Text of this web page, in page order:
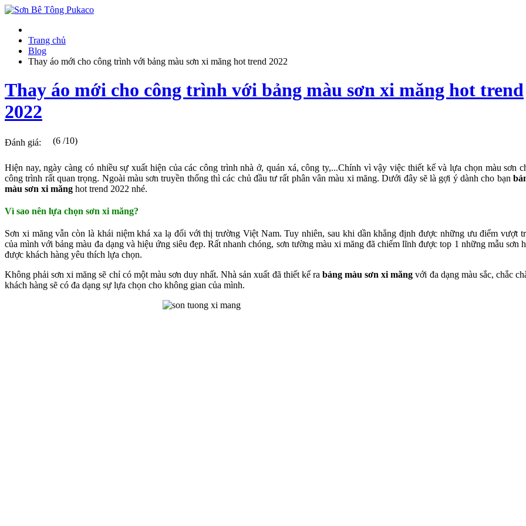
Trang chủ
Blog
Thay áo mới cho công trình với bảng màu sơn xi măng hot trend 2022
Thay áo mới cho công trình với bảng màu sơn xi măng hot trend
2022
Đánh giá: (6 /10)
Hiện nay, ngày càng có nhiều sự xuất hiện của các công trình nhà ở, quán xá, công ty,...Chính vì vậy việc thiết kế và lựa chọn màu sơn
công trình rất quan trọng. Ngoài màu sơn truyền thống thì các chủ đầu tư rất phân vân màu xi măng. Dưới đây sẽ là gợi ý dành cho bạn
màu sơn xi măng hot trend 2022 nhé.
Vì sao nên lựa chọn sơn xi măng?
Sơn xi măng vẫn còn là khái niệm khá xa lạ đối với thị trường Việt Nam. Tuy nhiên, sau khi dần khẳng định được những ưu điểm vượt
của mình với bảng màu đa dạng và hiệu ứng siêu đẹp. Rất nhanh chóng, sơn tường màu xi măng đã chiếm lĩnh được top 1 những mẫu sơn
được khách hàng yêu thích lựa chọn.
Không phải sơn xi măng sẽ chỉ có một màu sơn duy nhất. Nhà sản xuất đã thiết kế ra bảng màu sơn xi măng với đa dạng màu sắc, chắc
khách hàng sẽ có đa dạng sự lựa chọn cho không gian của mình.